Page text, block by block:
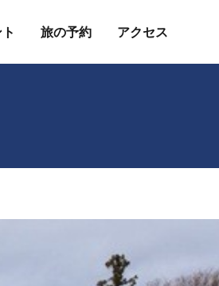
旅の予約 アクセス